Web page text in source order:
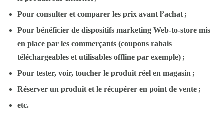
Pour consulter et comparer les prix avant l’achat ;
Pour bénéficier de dispositifs marketing Web-to-store mis
en place par les commerçants (coupons rabais
téléchargeables et utilisables offline par exemple) ;
Pour tester, voir, toucher le produit réel en magasin ;
Réserver un produit et le récupérer en point de vente ;
etc.